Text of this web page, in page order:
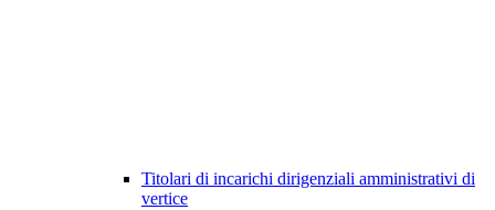
Titolari di incarichi dirigenziali amministrativi di
vertice